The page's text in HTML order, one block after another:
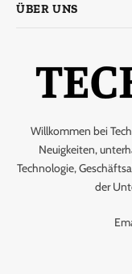
ÜBER UNS
Willkommen bei
Neuigkeiten,
Technologie,
der